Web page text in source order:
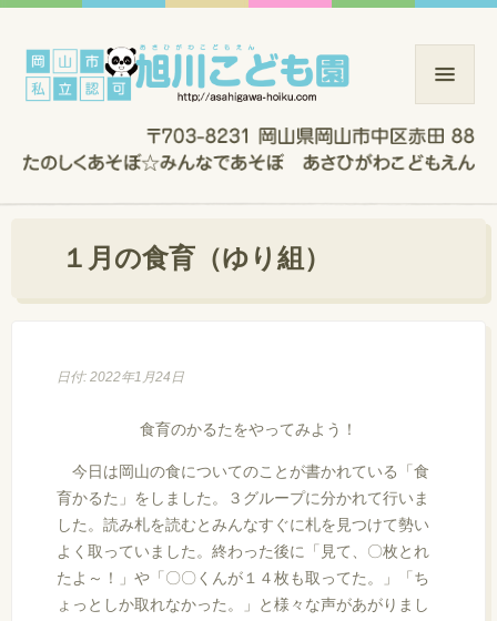
１月の食育（ゆり組）
日付: 2022年1月24日
食育のかるたをやってみよう！
今日は岡山の食についてのことが書かれている「食
育かるた」をしました。３グループに分かれて行いま
した。読み札を読むとみんなすぐに札を見つけて勢い
よく取っていました。終わった後に「見て、〇枚とれ
たよ～！」や「〇〇くんが１４枚も取ってた。」「ち
ょっとしか取れなかった。」と様々な声があがりまし